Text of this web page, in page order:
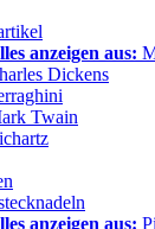
anzeigen aus:
Dickens
Twain
anzeigen aus: